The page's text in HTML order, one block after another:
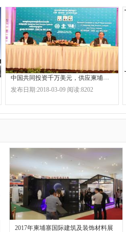
发布日期:2018-03-09 阅读:8202
2017年柬埔寨国际建筑及装饰材料展